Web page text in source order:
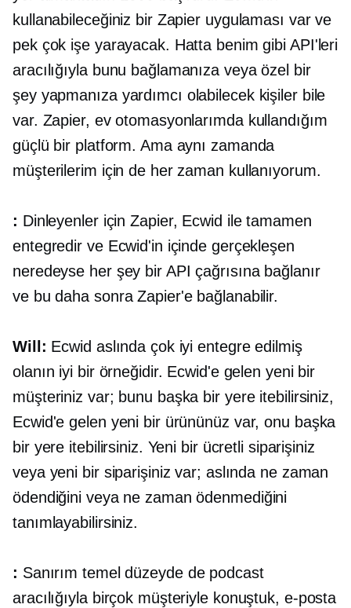
kullanabileceğiniz bir Zapier uygulaması var ve
pek çok işe yarayacak. Hatta benim gibi API'leri
aracılığıyla bunu bağlamanıza veya özel bir
şey yapmanıza yardımcı olabilecek kişiler bile
var. Zapier, ev otomasyonlarımda kullandığım
güçlü bir platform. Ama aynı zamanda
müşterilerim için de her zaman kullanıyorum.
: Dinleyenler için Zapier, Ecwid ile tamamen
entegredir ve Ecwid'in içinde gerçekleşen
neredeyse her şey bir API çağrısına bağlanır
ve bu daha sonra Zapier'e bağlanabilir.
Will: Ecwid aslında çok iyi entegre edilmiş
olanın iyi bir örneğidir. Ecwid'e gelen yeni bir
müşteriniz var; bunu başka bir yere itebilirsiniz,
Ecwid'e gelen yeni bir ürününüz var, onu başka
bir yere itebilirsiniz. Yeni bir ücretli siparişiniz
veya yeni bir siparişiniz var; aslında ne zaman
ödendiğini veya ne zaman ödenmediğini
tanımlayabilirsiniz.
: Sanırım temel düzeyde de podcast
aracılığıyla birçok müşteriyle konuştuk, e-posta